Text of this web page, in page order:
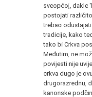
sveopćoj, dakle
postojati
trebao
tradicije, kako
tako bi Crkva
Međutim, ne
povijesti nije
crkva dugo je
drugorazrednu,
kanonske